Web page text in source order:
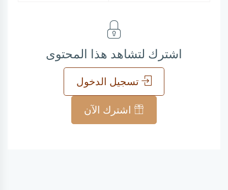
اشترك لتشاهد هذا المحتوى
تسجيل الدخول
اشترك الآن